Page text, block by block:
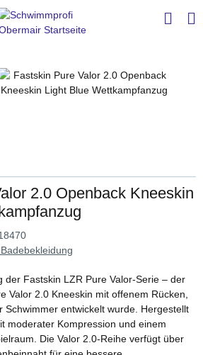
2.0 Openback Kneeskin
der Fastskin LZR Pure Valor-Serie – der
Valor 2.0 Kneeskin mit offenem Rücken,
Schwimmer entwickelt wurde. Hergestellt
moderater Kompression und einem
Die Valor 2.0-Reihe verfügt über